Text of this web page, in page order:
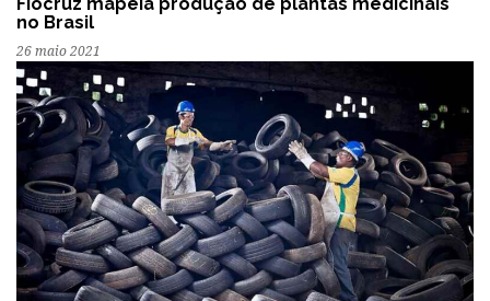
Fiocruz mapeia produção de plantas medicinais
no Brasil
26 maio 2021